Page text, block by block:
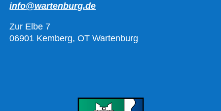
info@wartenburg.de
Zur Elbe 7
06901 Kemberg, OT Wartenburg